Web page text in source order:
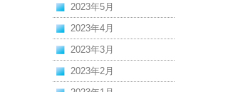
2023年5月
2023年4月
2023年3月
2023年2月